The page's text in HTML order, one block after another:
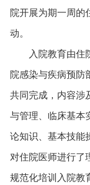
院开展为期一周的
动。
入院教育由住院
院感染与疾病预防
共同完成，内容涉
与管理、临床基本
论知识、基本技能
对住院医师进行了
规范化培训入院教